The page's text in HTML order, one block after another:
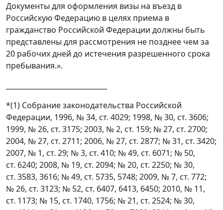
Документы для оформления визы на въезд в
Российскую Федерацию в целях приема в
гражданство Российской Федерации должны быть
представлены для рассмотрения не позднее чем за
20 рабочих дней до истечения разрешенного срока
пребывания.».
*(1) Собрание законодательства Российской
Федерации, 1996, № 34, ст. 4029; 1998, № 30, ст. 3606;
1999, № 26, ст. 3175; 2003, № 2, ст. 159; № 27, ст. 2700;
2004, № 27, ст. 2711; 2006, № 27, ст. 2877; № 31, ст. 3420;
2007, № 1, ст. 29; № 3, ст. 410; № 49, ст. 6071; № 50,
ст. 6240; 2008, № 19, ст. 2094; № 20, ст. 2250; № 30,
ст. 3583, 3616; № 49, ст. 5735, 5748; 2009, № 7, ст. 772;
№ 26, ст. 3123; № 52, ст. 6407, 6413, 6450; 2010, № 11,
ст. 1173; № 15, ст. 1740, 1756; № 21, ст. 2524; № 30,